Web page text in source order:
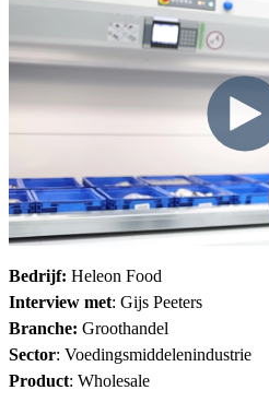
Bedrijf: Heleon Food
Interview met: Gijs Peeters
Branche: Groothandel
Sector: Voedingsmiddelenindustrie
Product: Wholesale